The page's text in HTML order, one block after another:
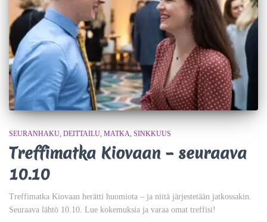
SEURANHAKU DEITTAILU MATKA SINKKUUS
Treffimatka Kiovaan – seuraava
10.10
Treffimatka Kiovaan herätti huomiota – ja niitä järjestetään jatkossakin.
Seuraava lähtö 10.10. Lue kokemuksia ja varaa omat treffisi!